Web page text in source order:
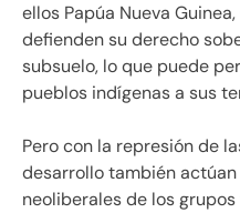
ellos Papúa Nueva
defienden su derecho
subsuelo, lo que puede
pueblos indígenas a sus
Pero con la represión de
desarrollo también
neoliberales de los